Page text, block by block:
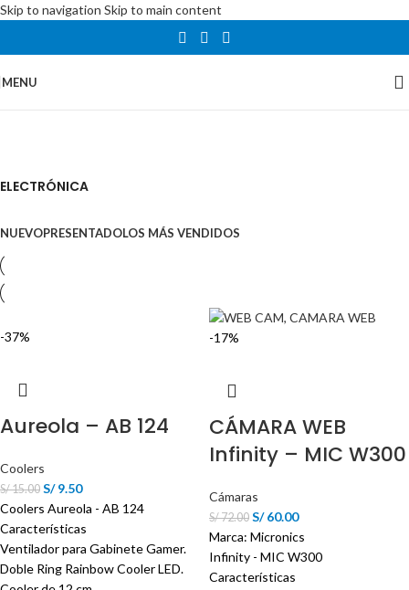
Skip to navigation Skip to main content
MENU
WEBCAMS
APPLE ACCESSORIES
CASES
ELECTRÓNICA
NUEVOPRESENTADOLOS MÁS VENDIDOS
-37%
Aureola – AB 124
Coolers
S/15.00 S/9.50
Coolers Aureola - AB 124
Características
Ventilador para Gabinete Gamer.
Doble Ring Rainbow Cooler LED.
-17%
CÁMARA WEB
Infinity – MIC W300
Cámaras
S/72.00 S/60.00
Marca: Micronics
Infinity - MIC W300
Características